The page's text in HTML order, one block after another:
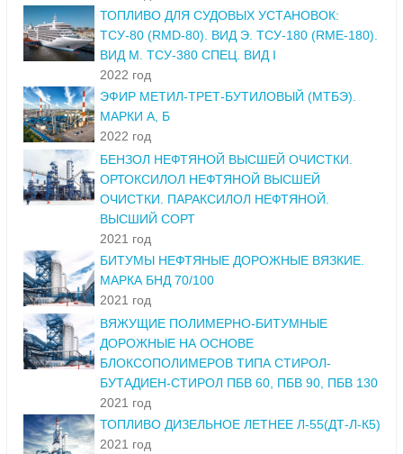
ТОПЛИВО ДЛЯ СУДОВЫХ УСТАНОВОК:
ТСУ-80 (RMD-80). ВИД Э. ТСУ-180 (RME-180).
ВИД М. ТСУ-380 СПЕЦ. ВИД I
2022 год
ЭФИР МЕТИЛ-ТРЕТ-БУТИЛОВЫЙ (МТБЭ).
МАРКИ А, Б
2022 год
БЕНЗОЛ НЕФТЯНОЙ ВЫСШЕЙ ОЧИСТКИ.
ОРТОКСИЛОЛ НЕФТЯНОЙ ВЫСШЕЙ
ОЧИСТКИ. ПАРАКСИЛОЛ НЕФТЯНОЙ.
ВЫСШИЙ СОРТ
2021 год
БИТУМЫ НЕФТЯНЫЕ ДОРОЖНЫЕ ВЯЗКИЕ.
МАРКА БНД 70/100
2021 год
ВЯЖУЩИЕ ПОЛИМЕРНО-БИТУМНЫЕ
ДОРОЖНЫЕ НА ОСНОВЕ
БЛОКСОПОЛИМЕРОВ ТИПА СТИРОЛ-
БУТАДИЕН-СТИРОЛ ПБВ 60, ПБВ 90, ПБВ 130
2021 год
ТОПЛИВО ДИЗЕЛЬНОЕ ЛЕТНЕЕ Л-55(ДТ-Л-К5)
2021 год